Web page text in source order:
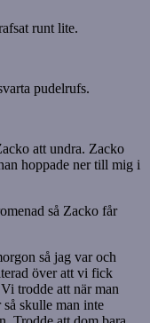
runt lite.
pudelrufs.
att undra. Zacko
hoppade ner till mig i
så Zacko får
så jag var och
över att vi fick
trodde att när man
skulle man inte